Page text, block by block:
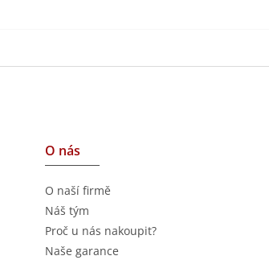
O nás
O naší firmě
Náš tým
Proč u nás nakoupit?
Naše garance